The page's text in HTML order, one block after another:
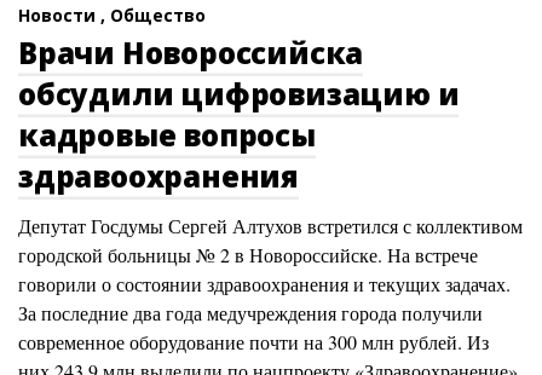
Новости , Общество
Врачи Новороссийска
обсудили цифровизацию и
кадровые вопросы
здравоохранения
Депутат Госдумы Сергей Алтухов встретился с коллективом
городской больницы № 2 в Новороссийске. На встрече
говорили о состоянии здравоохранения и текущих задачах.
За последние два года медучреждения города получили
современное оборудование почти на 300 млн рублей. Из